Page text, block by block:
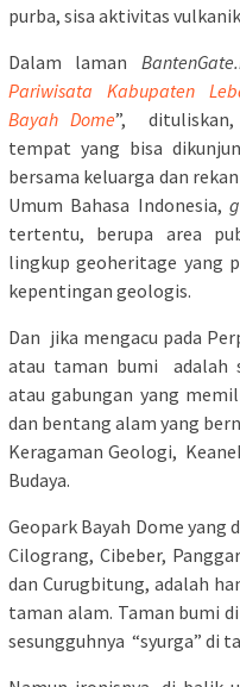
purba, sisa aktivitas
Dalam laman
Pariwisata Kabupaten
Bayah Dome”, dituliskan,
tempat yang bisa
bersama keluarga dan
Umum Bahasa Indonesia,
tertentu, berupa area
lingkup geoheritage yang
kepentingan geologis.
Dan jika mengacu pada
atau taman bumi adalah
atau gabungan yang
dan bentang alam yang
Keragaman Geologi,
Budaya.
Geopark Bayah Dome yang
Cilograng, Cibeber,
dan Curugbitung, adalah
taman alam. Taman bumi
sesungguhnya “syurga” di